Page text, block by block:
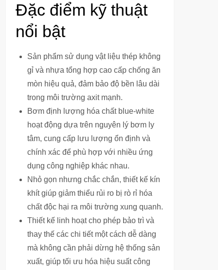
Đặc điểm kỹ thuật
nổi bật
Sản phẩm sử dụng vật liệu thép không
gỉ và nhựa tổng hợp cao cấp chống ăn
mòn hiệu quả, đảm bảo độ bền lâu dài
trong môi trường axit mạnh.
Bơm định lượng hóa chất blue-white
hoạt động dựa trên nguyên lý bơm ly
tâm, cung cấp lưu lượng ổn định và
chính xác để phù hợp với nhiều ứng
dụng công nghiệp khác nhau.
Nhỏ gọn nhưng chắc chắn, thiết kế kín
khít giúp giảm thiểu rủi ro bị rò rỉ hóa
chất độc hại ra môi trường xung quanh.
Thiết kế linh hoạt cho phép bảo trì và
thay thế các chi tiết một cách dễ dàng
mà không cần phải dừng hệ thống sản
xuất, giúp tối ưu hóa hiệu suất công